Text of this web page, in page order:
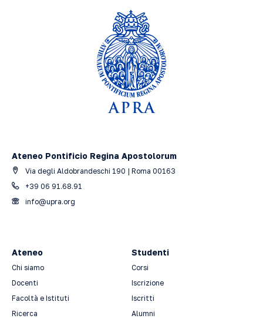
Ateneo Pontificio Regina Apostolorum
Via degli Aldobrandeschi 190 | Roma 00163
+39 06 91.68.91
info@upra.org
Ateneo
Chi siamo
Docenti
Facoltà e Istituti
Ricerca
Studenti
Corsi
Iscrizione
Iscritti
Alumni